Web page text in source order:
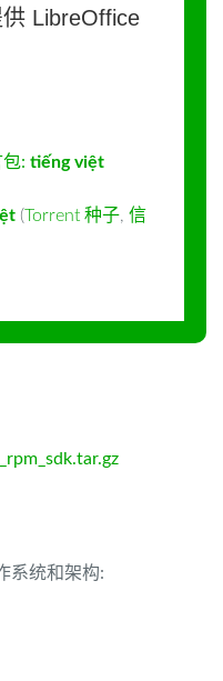
LibreOffice
: tiếng việt
(Torrent 种子, 信
系统和架构: